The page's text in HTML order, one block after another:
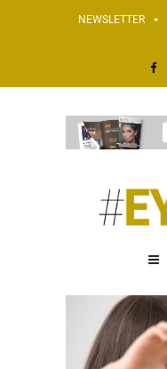
NEWSLETTER